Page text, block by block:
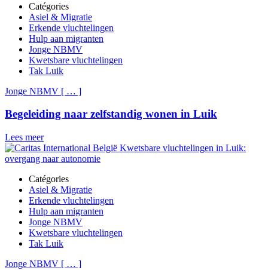
Catégories
Asiel & Migratie
Erkende vluchtelingen
Hulp aan migranten
Jonge NBMV
Kwetsbare vluchtelingen
Tak Luik
Jonge NBMV [ … ]
Begeleiding naar zelfstandig wonen in Luik
Lees meer
Catégories
Asiel & Migratie
Erkende vluchtelingen
Hulp aan migranten
Jonge NBMV
Kwetsbare vluchtelingen
Tak Luik
Jonge NBMV [ … ]